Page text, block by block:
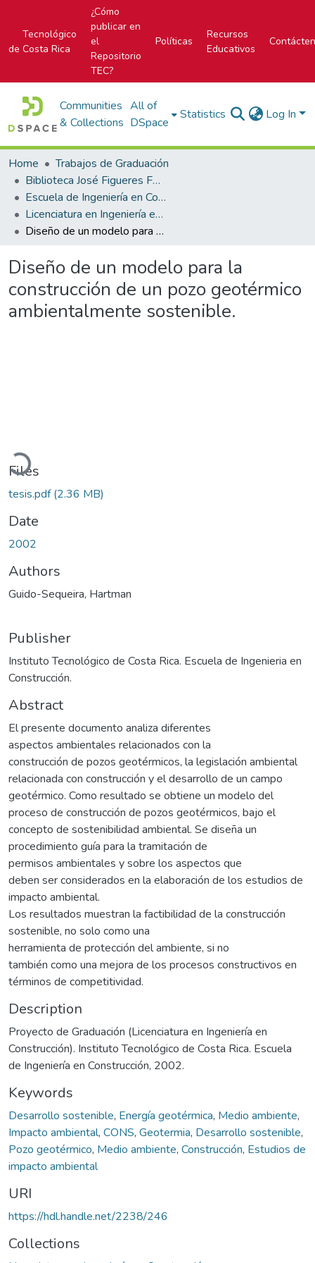
Tecnológico
de Costa Rica
¿Cómo
publicar en
el
Repositorio
TEC?
Políticas
Recursos
Educativos
Communities
& Collections
All of
DSpace
Statistics Log In
Home
Trabajos de Graduación
Biblioteca José Figueres Ferrer
Escuela de Ingeniería en Construcción
Licenciatura en Ingeniería en Construcción
Diseño de un modelo para la construcción de un pozo geotérmico ambientalmente sostenible.
Diseño de un modelo para la
construcción de un pozo geotérmico
ambientalmente sostenible.
Files
tesis.pdf(2.36 MB)
Date
2002
Authors
Guido-Sequeira, Hartman
Publisher
Instituto Tecnológico de Costa Rica. Escuela de Ingenieria en
Construcción.
Abstract
El presente documento analiza diferentes
aspectos ambientales relacionados con la
construcción de pozos geotérmicos, la legislación ambiental
relacionada con construcción y el desarrollo de un campo
geotérmico. Como resultado se obtiene un modelo del
proceso de construcción de pozos geotérmicos, bajo el
concepto de sostenibilidad ambiental. Se diseña un
procedimiento guía para la tramitación de
permisos ambientales y sobre los aspectos que
deben ser considerados en la elaboración de los estudios de
impacto ambiental.
Los resultados muestran la factibilidad de la construcción
sostenible, no solo como una
herramienta de protección del ambiente, si no
también como una mejora de los procesos constructivos en
términos de competitividad.
Description
Proyecto de Graduación (Licenciatura en Ingeniería en
Construcción). Instituto Tecnológico de Costa Rica. Escuela
de Ingeniería en Construcción, 2002.
Keywords
Desarrollo sostenible, Energía geotérmica, Medio ambiente,
Impacto ambiental, CONS, Geotermia, Desarrollo sostenible,
Pozo geotérmico, Medio ambiente, Construcción, Estudios de
impacto ambiental
URI
https://hdl.handle.net/2238/246
Collections